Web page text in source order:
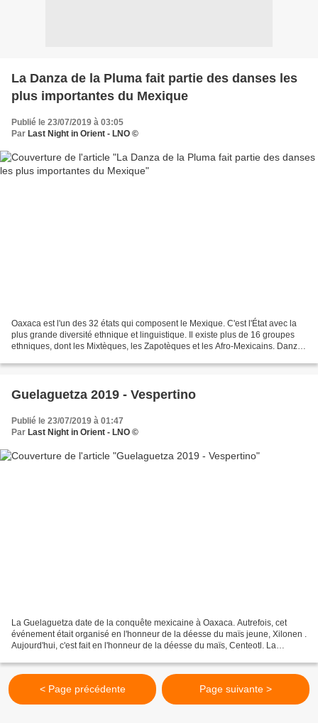
La Danza de la Pluma fait partie des danses les
plus importantes du Mexique
Publié le 23/07/2019 à 03:05
Par Last Night in Orient - LNO ©
Oaxaca est l'un des 32 états qui composent le Mexique. C'est l'État avec la
plus grande diversité ethnique et linguistique. Il existe plus de 16 groupes
ethniques, dont les Mixtèques, les Zapotèques et les Afro-Mexicains. Danza
Guelaguetza 2019 - Vespertino
Publié le 23/07/2019 à 01:47
Par Last Night in Orient - LNO ©
La Guelaguetza date de la conquête mexicaine à Oaxaca. Autrefois, cet
événement était organisé en l'honneur de la déesse du maïs jeune, Xilonen .
Aujourd'hui, c'est fait en l'honneur de la déesse du maïs, Centeotl. La
< Page précédente Page suivante >